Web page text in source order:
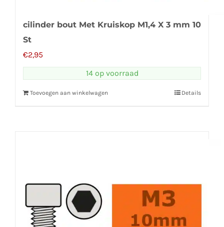
cilinder bout Met Kruiskop M1,4 X 3 mm 10
St
€2,95
14 op voorraad
Toevoegen aan winkelwagen Details